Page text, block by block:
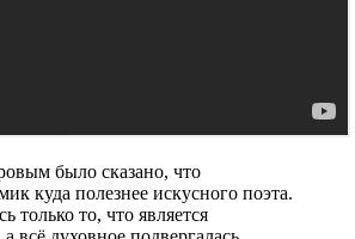
было сказано, что
куда полезнее искусного поэта.
только то, что является